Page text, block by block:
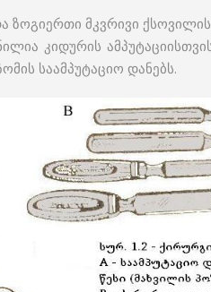
ზოგიერთი მკვრივი
კიდურის
საამპუტაციო დანებს.